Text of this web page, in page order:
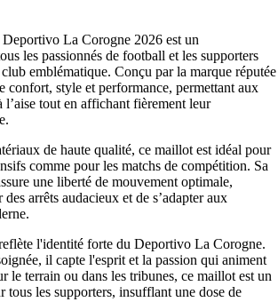
La Corogne 2026 est un
les passionnés de football et les supporters
emblématique. Conçu par la marque réputée
confort, style et performance, permettant aux
l’aise tout en affichant fièrement leur
de haute qualité, ce maillot est idéal pour
comme pour les matchs de compétition. Sa
une liberté de mouvement optimale,
arrêts audacieux et de s’adapter aux
l'identité forte du Deportivo La Corogne.
il capte l'esprit et la passion qui animent
le terrain ou dans les tribunes, ce maillot est un
tous les supporters, insufflant une dose de